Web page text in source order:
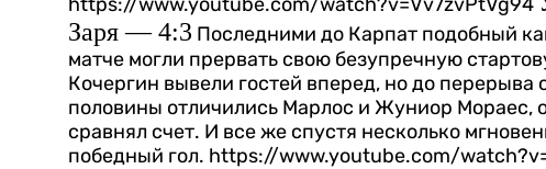
Заря — 4:3 Последними до Карпат подобный
матче могли прервать свою безупречную
Кочергин вывели гостей вперед, но до перерыва
половины отличились Марлос и Жуниор Мораес,
сравнял счет. И все же спустя несколько
победный гол. https://www.youtube.com/